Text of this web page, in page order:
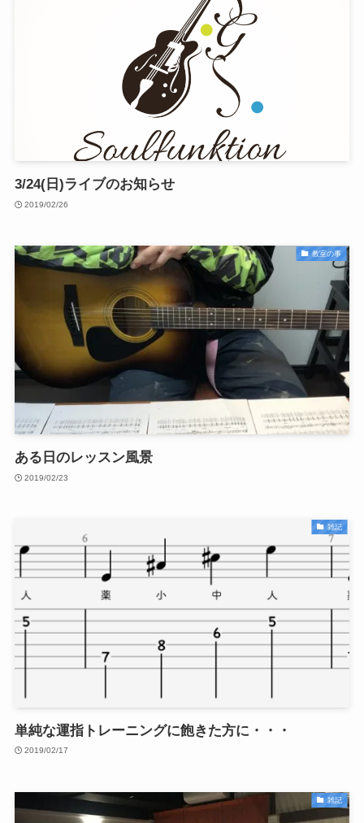
3/24(日)ライブのお知らせ
2019/02/26
教室の事
ある日のレッスン風景
2019/02/23
雑記
単純な運指トレーニングに飽きた方に・・・
2019/02/17
雑記